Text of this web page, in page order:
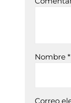
Nombre *
Correo